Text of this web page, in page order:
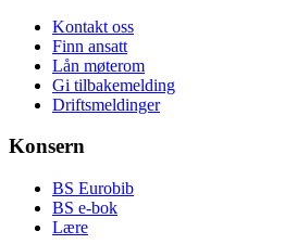
Kontakt oss
Finn ansatt
Lån møterom
Gi tilbakemelding
Driftsmeldinger
Konsern
BS Eurobib
BS e-bok
Lære